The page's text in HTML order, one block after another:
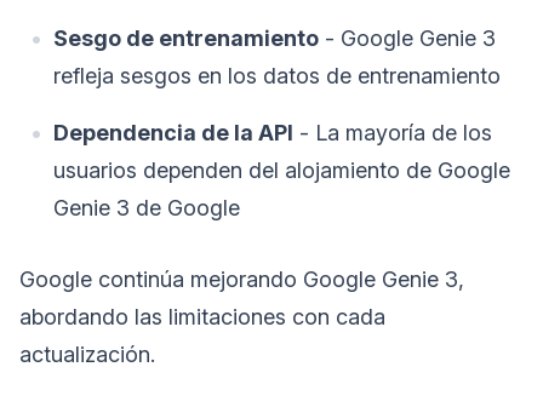
Sesgo de entrenamiento - Google Genie 3
refleja sesgos en los datos de entrenamiento
Dependencia de la API - La mayoría de los
usuarios dependen del alojamiento de Google
Genie 3 de Google
Google continúa mejorando Google Genie 3,
abordando las limitaciones con cada
actualización.